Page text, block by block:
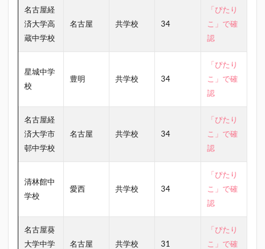
名古屋経
済大学高
蔵中学校
名古屋 共学校 34
「ぴたり
こ」で確
認
星城中学
校
豊明 共学校 34
「ぴたり
こ」で確
認
名古屋経
済大学市
邨中学校
名古屋 共学校 34
「ぴたり
こ」で確
認
清林館中
学校
愛西 共学校 34
「ぴたり
こ」で確
認
名古屋葵
大学中学
名古屋 共学校 31
「ぴたり
こ」で確